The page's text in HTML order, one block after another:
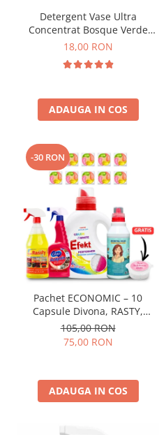
Detergent Vase Ultra
Concentrat Bosque Verde
Spania 1.3L
18,00 RON
ADAUGA IN COS
-30 RON
Pachet ECONOMIC – 10
Capsule Divona, RASTY,
ACEPRIN, Efekt, Secretul Deliei
+ Sare Inalbire GRATIS
105,00 RON
75,00 RON
ADAUGA IN COS